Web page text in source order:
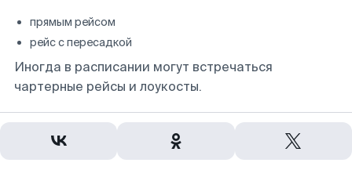
прямым рейсом
рейс с пересадкой
Иногда в расписании могут встречаться
чартерные рейсы и лоукосты.